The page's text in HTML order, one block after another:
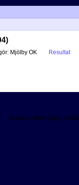
Mjölby OK Resultat